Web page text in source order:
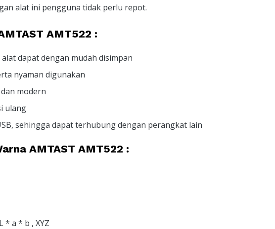
alat ini pengguna tidak perlu repot.
AMT522 :
dapat dengan mudah disimpan
nyaman digunakan
modern
ulang
sehingga dapat terhubung dengan perangkat lain
AMTAST AMT522 :
* a * b , XYZ